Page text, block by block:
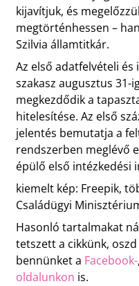
kijavítjuk, és
megtörténhessen –
Szilvia államtitkár.
Az első adatfelvételi
szakasz augusztus 31-
megkezdődik a
hitelesítése. Az első
jelentés bemutatja a
rendszerben meglévő
épülő első intézkedési
kiemelt kép: Freepik,
Családügyi
Hasonló tartalmakat
tetszett a cikkünk,
bennünket a Facebook-
oldalunkon is.